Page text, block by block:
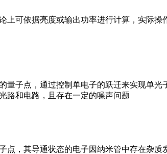
上可依据亮度或输出功率进行计算，实际
量子点，通过控制单电子的跃迁来实现单
路和电路，且存在一定的噪声问题
点，其导通状态的电子因纳米管中存在杂